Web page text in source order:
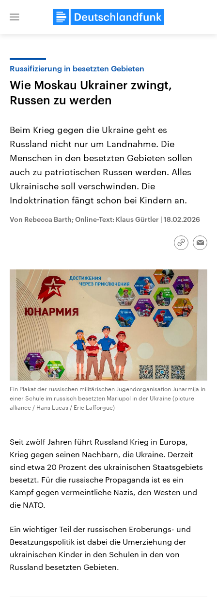
Close
USA
Aktuelle Beiträge, Analysen und
Hintergründe
gehören die Vereinigten Staaten zu
mit großem Einfluss auf das
aktuelle Weltgeschehen.
Nahostkonflikt
Aktuelle Lage und
Der Überfall der
Oktober 2023 auf Israel
Israel möchte die Hamas
Diese wird wie die
Audio-Archiv
Russifizierung in besetzten Gebieten
Wie Moskau Ukrainer zwingt,
Russen zu werden
Beim Krieg gegen die Ukraine geht es
Russland nicht nur um Landnahme. Die
Menschen in den besetzten Gebieten sollen
auch zu patriotischen Russen werden. Alles
Ukrainische soll verschwinden. Die
Indoktrination fängt schon bei Kindern an.
Von Rebecca Barth; Online-Text: Klaus Gürtler | 18.02.2026
Link
Ein Plakat der russischen militärischen Jugendorganisation Junarmija in
einer Schule im russisch besetzten Mariupol in der Ukraine (picture
alliance / Hans Lucas / Eric Lafforgue)
Seit zwölf Jahren führt Russland Krieg in Europa,
Krieg gegen seinen Nachbarn, die Ukraine. Derzeit
sind etwa 20 Prozent des ukrainischen Staatsgebiets
besetzt. Für die russische Propaganda ist es ein
Kampf gegen vermeintliche Nazis, den Westen und
die NATO.
Ein wichtiger Teil der russischen Eroberungs- und
Besatzungspolitik ist dabei die Umerziehung der
ukrainischen Kinder in den Schulen in den von
Russland besetzten Gebieten.